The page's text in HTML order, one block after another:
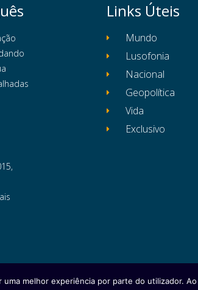
Links Úteis
Mundo
Lusofonia
Nacional
Geopolítica
Vida
Exclusivo
| Todos os direitos reservados
melhor experiência por parte do utilizador.